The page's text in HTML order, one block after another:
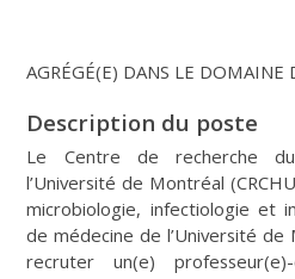
AGRÉGÉ(E) DANS LE DOMAINE
Description du poste
Le Centre de recherche
l’Université de Montréal
microbiologie, infectiologie et
de médecine de l’Université
recruter un(e)